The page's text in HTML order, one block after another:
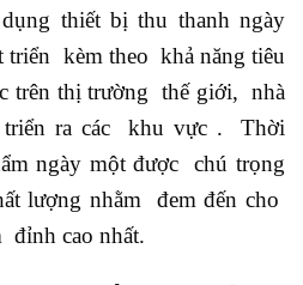
thiết bị thu thanh ngày
triển kèm theo khả năng tiêu
trên thị trường thế giới, nhà
triển ra các khu vực . Thời
ngày một được chú trọng
lượng nhằm đem đến cho
đỉnh cao nhất.